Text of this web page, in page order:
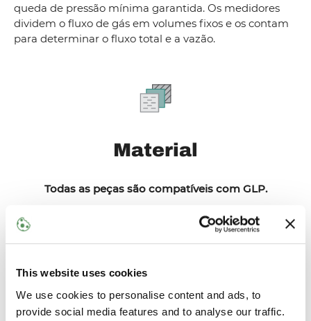
This website uses cookies
We use cookies to personalise content and ads, to
provide social media features and to analyse our traffic.
queda de pressão mínima garantida. Os medidores
dividem o fluxo de gás em volumes fixos e os contam
para determinar o fluxo total e a vazão.
Material
Todas as peças são compatíveis com GLP.
Mais informações podem ser fornecidas mediante